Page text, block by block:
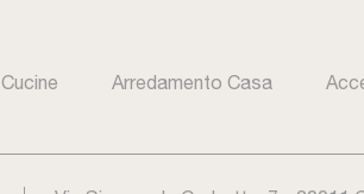
Cucine Arredamento Casa